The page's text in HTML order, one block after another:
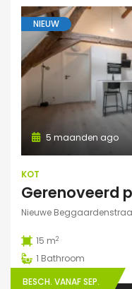
NIEUW
5 maanden ago
KOT
Nieuwe
15 m2
1 Bathroom
BESCH. VANAF SEP.